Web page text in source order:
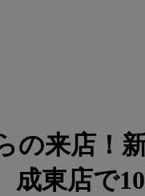
の来店！
成東店で